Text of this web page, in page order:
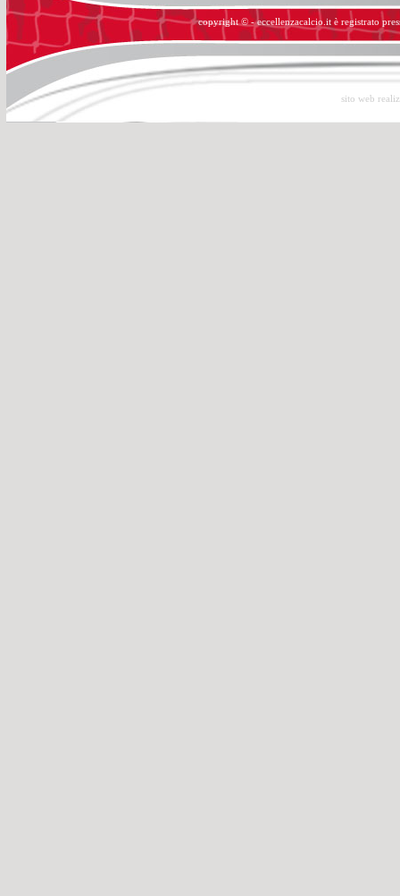
copyright © - eccellenzacalcio.it è registrato
sito web